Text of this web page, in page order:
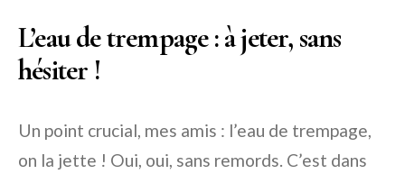
L’eau de trempage : à jeter, sans
hésiter !
Un point crucial, mes amis : l’eau de trempage,
on la jette ! Oui, oui, sans remords. C’est dans